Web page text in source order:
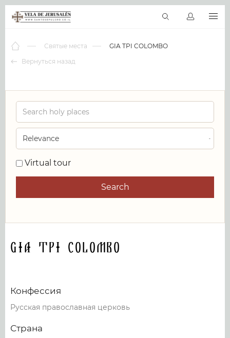
Виртуальные туры
RU
Вернуться назад
Святые места GIA TPI COLOMBO
Virtual tour
Search
GIA TPI COLOMBO
Конфессия
Русская православная церковь
Страна